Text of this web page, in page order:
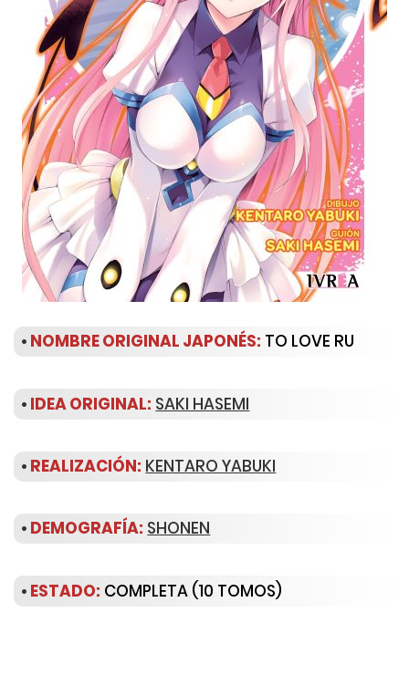
• NOMBRE ORIGINAL JAPONÉS: TO LOVE RU
• IDEA ORIGINAL: SAKI HASEMI
• REALIZACIÓN: KENTARO YABUKI
• DEMOGRAFÍA: SHONEN
• ESTADO: COMPLETA (10 TOMOS)